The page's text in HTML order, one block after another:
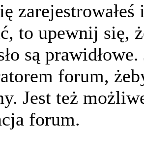
to upewnij się,
są
forum,
Jest też
forum.